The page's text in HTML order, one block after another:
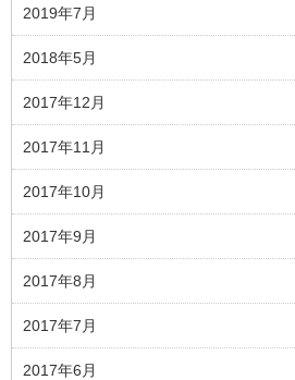
2019年7月
2018年5月
2017年12月
2017年11月
2017年10月
2017年9月
2017年8月
2017年7月
2017年6月